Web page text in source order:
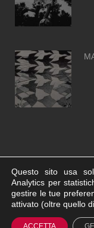
© Neapolis.Art -
Questo sito usa
Analytics per
gestire le tue
attivato (oltre quello
ACCETTA